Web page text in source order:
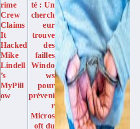
rime
Crew
Claims
It
Hacked
Mike
Lindell
’s
MyPill
ow
té : Un
cherch
eur
trouve
des
failles
Windo
ws
pour
préveni
r
Micros
oft du